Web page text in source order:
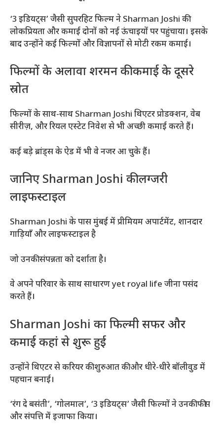
‘3 इडियट्स’ जैसी सुपरहिट फिल्म ने Sharman Joshi की
लोकप्रियता और कमाई दोनों को नई ऊंचाइयों पर पहुंचाया। इसके
बाद उन्होंने कई फिल्मों और विज्ञापनों से मोटी रकम कमाई।
फिल्मों के अलावा शरमन की कमाई के दूसरे
स्रोत
फिल्मों के साथ-साथ Sharman Joshi थिएटर प्रोडक्शन, वेब
सीरीज़, और रियल एस्टेट निवेश से भी अच्छी कमाई करते हैं।
कई बड़े ब्रांड्स के ऐड में भी वे नजर आ चुके हैं।
जानिए Sharman Joshi की लग्जरी
लाइफस्टाइल
Sharman Joshi के पास मुंबई में प्रीमियम अपार्टमेंट, शानदार
गाड़ियाँ और लाइफस्टाइल है
जो उनकी संपन्नता को दर्शाता है।
वे अपने परिवार के साथ साधारण yet royal life जीना पसंद
करते हैं।
Sharman Joshi का फिल्मी सफर और
कमाई कहां से शुरू हुई
उन्होंने थिएटर से करियर की शुरुआत की और धीरे-धीरे बॉलीवुड में
पहचान बनाई।
‘रंग दे बसंती’, ‘गोलमाल’, ‘3 इडियट्स’ जैसी फिल्मों ने उनकी फीस
और संपत्ति में इजाफा किया।